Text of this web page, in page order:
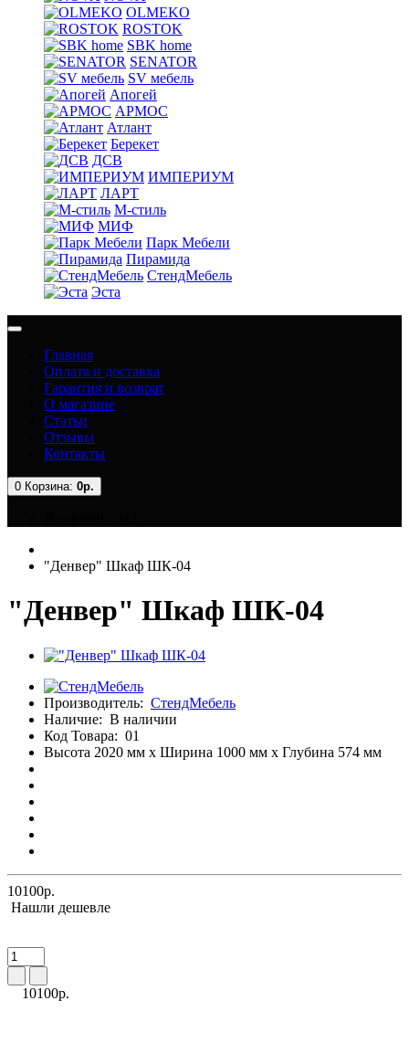
OLMEKO
ROSTOK
SBK home
SENATOR
SV мебель
Апогей
АРМОС
Атлант
Берекет
ДСВ
ИМПЕРИУМ
ЛАРТ
М-стиль
МИФ
Парк Мебели
Пирамида
СтендМебель
Эста
Главная
Оплата и доставка
Гарантия и возврат
О магазине
Статьи
Отзывы
Контакты
0 Корзина: 0р.
"Денвер" Шкаф ШК-04
"Денвер" Шкаф ШК-04
Производитель: СтендМебель
Наличие: В наличии
Код Товара: 01
Высота 2020 мм x Ширина 1000 мм x Глубина 574 мм
10100р.
Нашли дешевле
10100р.